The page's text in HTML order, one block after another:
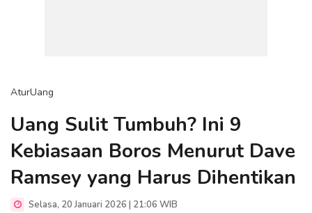
AturUang
Uang Sulit Tumbuh? Ini 9
Kebiasaan Boros Menurut Dave
Ramsey yang Harus Dihentikan
Selasa, 20 Januari 2026 | 21:06 WIB